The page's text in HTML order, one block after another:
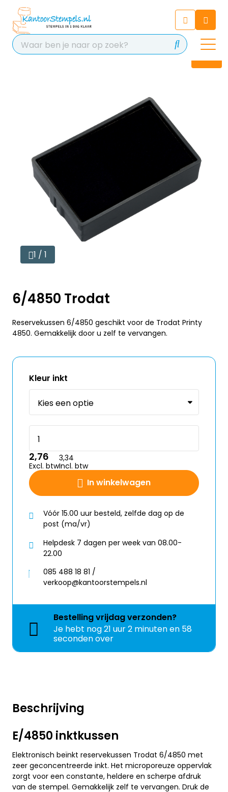
Chat 24/7 met onze chatbot
voor hulp
Contact
Beschrijving
E/4850 inktkussen
Elektronisch beïnkt reservekussen Trodat 6/4850 met
zeer geconcentreerde inkt. Het microporeuze oppervlak
zorgt voor een constante, heldere en scherpe afdruk
van de stempel. Gemakkelijk zelf te vervangen. Druk de
1 / 1
6/4850 Trodat
Reservekussen 6/4850 geschikt voor de Trodat Printy
4850. Gemakkelijk door u zelf te vervangen.
Kleur inkt
In winkelwagen
2,76
Excl. btw
3,34
Incl. btw
Vóór 15.00 uur besteld, zelfde dag op de
post (ma/vr)
Helpdesk 7 dagen per week van 08.00-
22.00
085 488 18 81 /
verkoop@kantoorstempels.nl
Bestellingvrijdagverzonden?
Je hebt nog21 uur 2 minuten en 58
seconden over